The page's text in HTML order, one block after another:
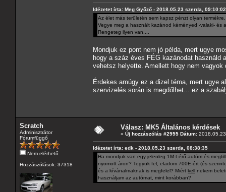
Idézetet írta: Meg Győző - 2018.05.23 szerda, 09:10:02
Az élet más területén sem kapsz pénzt olyan
Vegye meg a használt kazánod kéményed -valaki-
Rengeteg ilyen van....
Mondjuk ez pont nem jó példa, mert ugye
hogy a száz éves FÉG kazánodat használd
vehetsz helyette. Amellett hogy nem
Érdekes amúgy ez a dizel téma, mert ugye
szervizelés során is megdőlhet... ez a
Scratch
Adminisztrátor
Fórumfüggő
Nem elérhető
Hozzászólások: 37318
Válasz: MK5 Általános kérdések
« Új hozzászólás #2955 Dátum:
Idézetet írta: edk - 2018.05.23 szerda, 08:38:35
Ha mondjuk van egy jelenleg 1M-t érő autóm és
nyomott áron? Tegyük fel, eladom 700E-ért (és
és a kívánalmaknak is megfelel? Miért kell nekem
használjam az autómat, mint korábban?